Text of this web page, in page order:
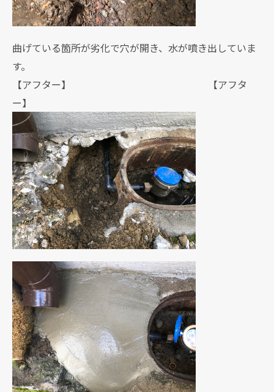
曲げている箇所が劣化で穴が開き、水が噴き出していま
す。
【アフター】 【アフタ
ー】